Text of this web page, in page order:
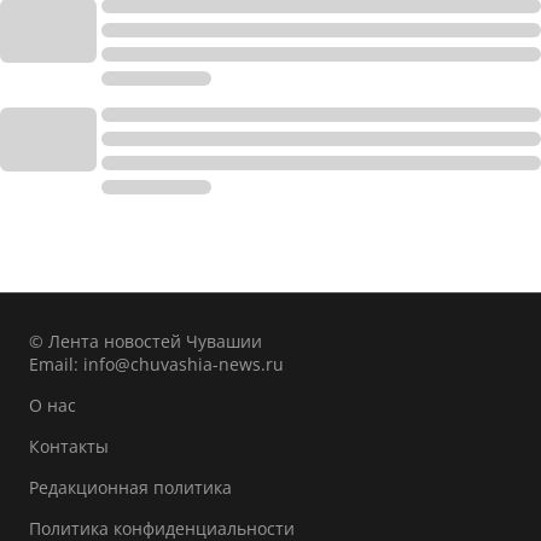
© Лента новостей Чувашии
Email: info@chuvashia-news.ru
О нас
Контакты
Редакционная политика
Политика конфиденциальности